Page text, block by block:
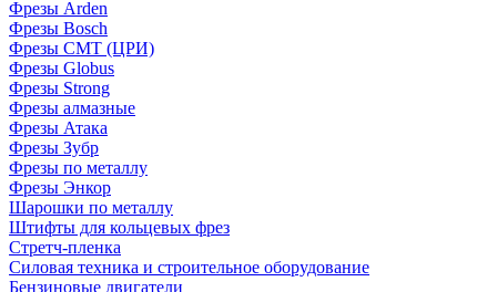
Фрезы Arden
Фрезы Bosch
Фрезы CMT (ЦРИ)
Фрезы Globus
Фрезы Strong
Фрезы алмазные
Фрезы Атака
Фрезы Зубр
Фрезы по металлу
Фрезы Энкор
Шарошки по металлу
Штифты для кольцевых фрез
Стретч-пленка
Силовая техника и строительное оборудование
Бензиновые двигатели